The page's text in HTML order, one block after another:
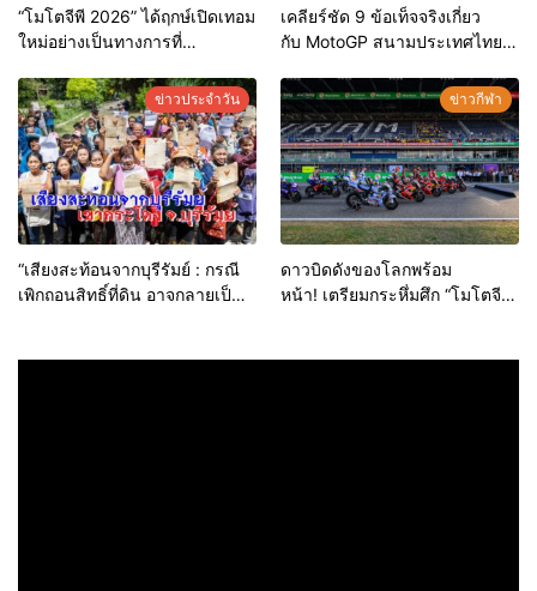
“โมโตจีพี 2026” ได้ฤกษ์เปิดเทอม
ใหม่อย่างเป็นทางการที่
คี” นำทัพแถลงข่าวก่อนดวลเดือด
“ไทยจีพี”
เคลียร์ชัด 9 ข้อเท็จจริงเกี่ยว
กับ MotoGP สนามประเทศไทย
ไม่มีคนดู จริงหรือ?
ข่าวประจำวัน
“เสียงสะท้อนจากบุรีรัมย์ : กรณี
เพิกถอนสิทธิ์ที่ดิน อาจกลายเป็น
ข่าวกีฬา
ดาวบิดดังของโลกพร้อม
หน้า! เตรียมกระหึ่มศึก “โมโตจีพี”